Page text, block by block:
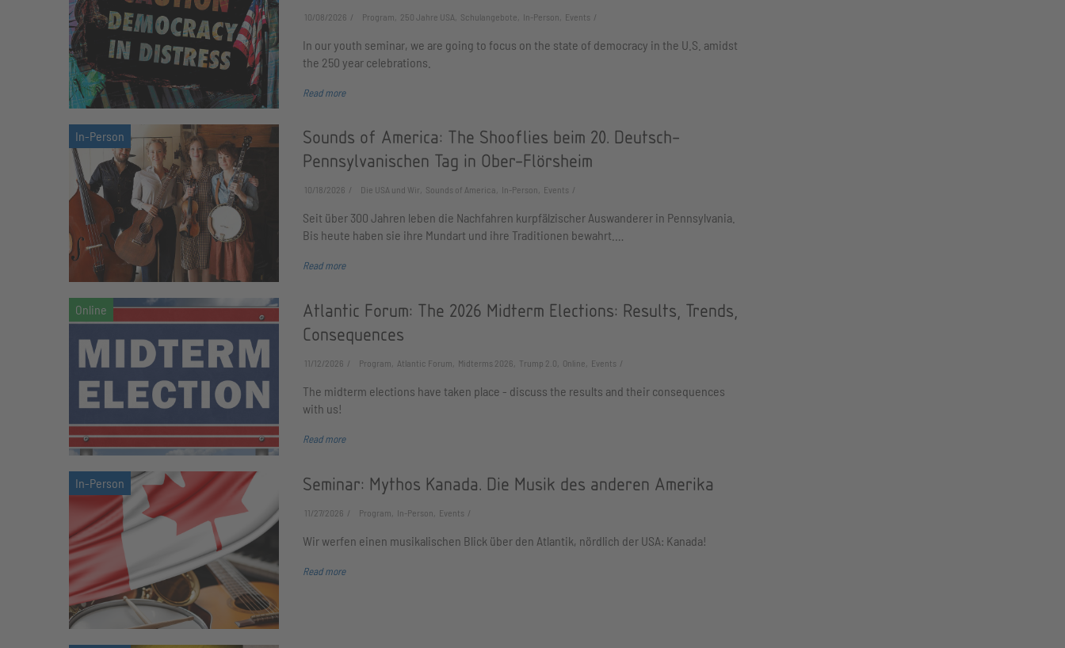
10/08/2026 Program, 250 Jahre USA, Schulangebote, In-Person, Events
In our youth seminar, we are going to focus on the state of democracy in the U.S. amidst
the 250 year celebrations.
Read more
Sounds of America: The Shooflies beim 20. Deutsch-
Pennsylvanischen Tag in Ober-Flörsheim
10/18/2026 Die USA und Wir, Sounds of America, In-Person, Events
Seit über 300 Jahren leben die Nachfahren kurpfälzischer Auswanderer in Pennsylvania.
Bis heute haben sie ihre Mundart und ihre Traditionen bewahrt.…
Read more
Atlantic Forum: The 2026 Midterm Elections: Results, Trends,
Consequences
11/12/2026 Program, Atlantic Forum, Midterms 2026, Trump 2.0, Online, Events
The midterm elections have taken place - discuss the results and their consequences
with us!
Read more
Seminar: Mythos Kanada. Die Musik des anderen Amerika
11/27/2026 Program, In-Person, Events
Wir werfen einen musikalischen Blick über den Atlantik, nördlich der USA: Kanada!
Read more